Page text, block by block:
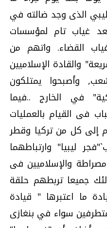
الذى وجد ضالته في
غياب تام لمؤسسات
القضاء. واتهم من
والقادة الإسلاميين
وأصبحوا يمتلكون
في الخارج ..فيما
فى القيام بالعمليات
إلى كل من تركيا وقطر
ليبيا" وارتباطهما
والإسلاميين فى
جميعا تربطهم حلقة
ما اعتبرها " قيادة
سواء في بنغازى